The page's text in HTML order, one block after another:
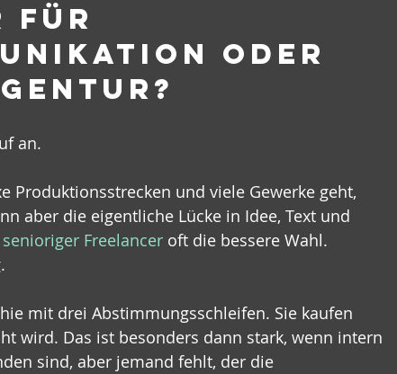
für
oder
an.
Produktionsstrecken und viele Gewerke geht,
aber die eigentliche Lücke in Idee, Text und
senioriger Freelancer oft die bessere Wahl.
mit drei Abstimmungsschleifen. Sie kaufen
wird. Das ist besonders dann stark, wenn intern
sind, aber jemand fehlt, der die